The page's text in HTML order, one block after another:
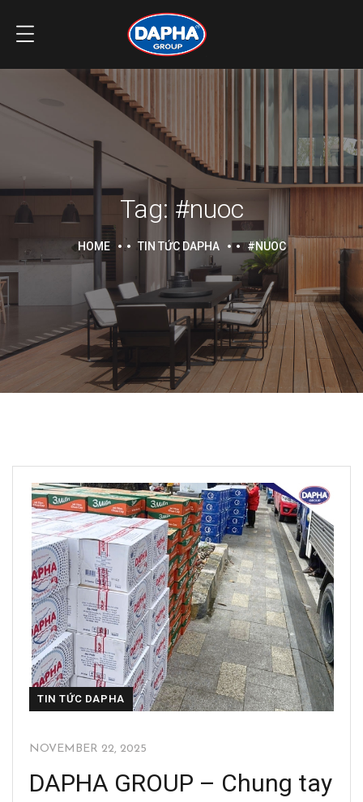
Tag:#nuoc
HOME TIN TỨC DAPHA #NUOC
TIN TỨC DAPHA
NOVEMBER 22, 2025
DAPHA GROUP – Chung tay